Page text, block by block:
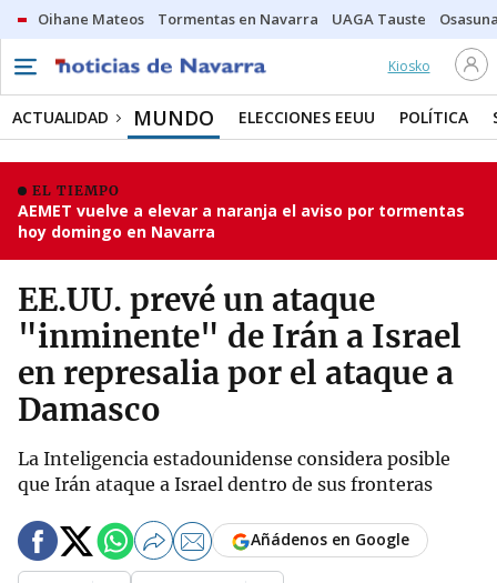
Oihane Mateos Tormentas en Navarra UAGA Tauste
Kiosko
ACTUALIDAD MUNDO ELECCIONES EEUU POLÍTICA
EL TIEMPO
AEMET vuelve a elevar a naranja el aviso por tormentas
hoy domingo en Navarra
EE.UU. prevé un ataque
"inminente" de Irán a Israel
en represalia por el ataque a
Damasco
La Inteligencia estadounidense considera posible
que Irán ataque a Israel dentro de sus fronteras
Añádenos en Google